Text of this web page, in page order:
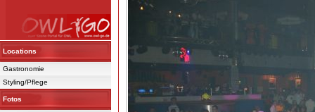
Locations
Gastronomie
Styling/Pflege
Fotos